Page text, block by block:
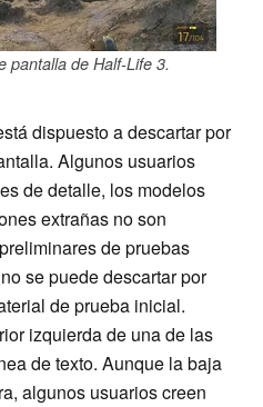
pantalla de Half-Life 3.
dispuesto a descartar por
Algunos usuarios
de detalle, los modelos
extrañas no son
de pruebas
se puede descartar por
de prueba inicial.
izquierda de una de las
de texto. Aunque la baja
algunos usuarios creen